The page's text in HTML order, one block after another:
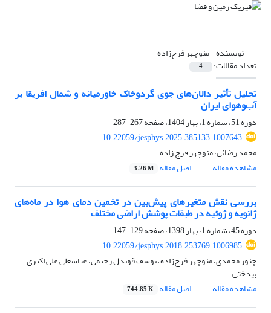
نویسنده =منوچهر فرج‌زاده
تعداد مقالات: 4
تحلیل تأثیر دالان‌های جوی گردوخاک خاورمیانه و شمال افریقا بر
آب‌وهوای ایران
دوره 51، شماره 1، بهار 1404، صفحه
267-287
10.22059/jesphys.2025.385133.1007643
محمد رضائی، منوچهر فرج زاده
مشاهده مقاله
اصل مقاله 3.26 M
بررسی نقش متغیرهای پیش‌بین در تخمین دمای هوا در ماه‌های
ژانویه و ژوئیه در طبقات پوشش اراضی مختلف
دوره 45، شماره 1، بهار 1398، صفحه
129-147
10.22059/jesphys.2018.253769.1006985
چنور محمدی، منوچهر فرج‌زاده، یوسف قویدل رحیمی، عباسعلی علی اکبری
بیدختی
مشاهده مقاله
اصل مقاله 744.85 K